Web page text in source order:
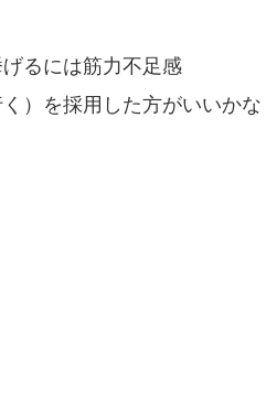
るには筋力不足感
）を採用した方がいいかな